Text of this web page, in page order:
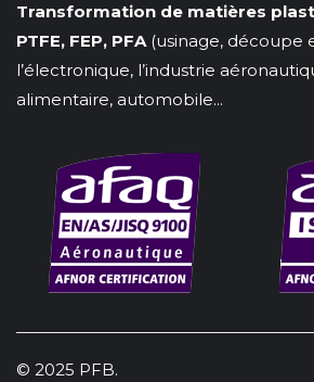
Transformation de matières
PTFE, FEP, PFA (usinage, découpe
l’électronique, l’industrie
alimentaire, automobile...
© 2025 PFB.